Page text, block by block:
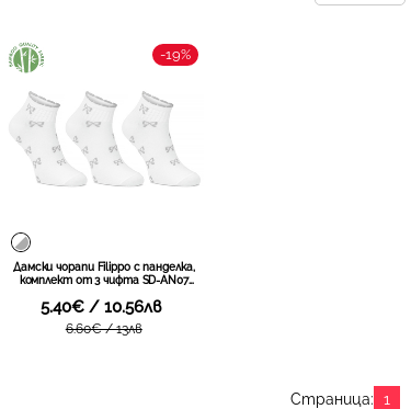
Дамски чорапи Filippo с панделка,
комплект от 3 чифта SD-AN07
5.40€ / 10.56лв
6.60€ / 13лв
-19%
Страница: 1